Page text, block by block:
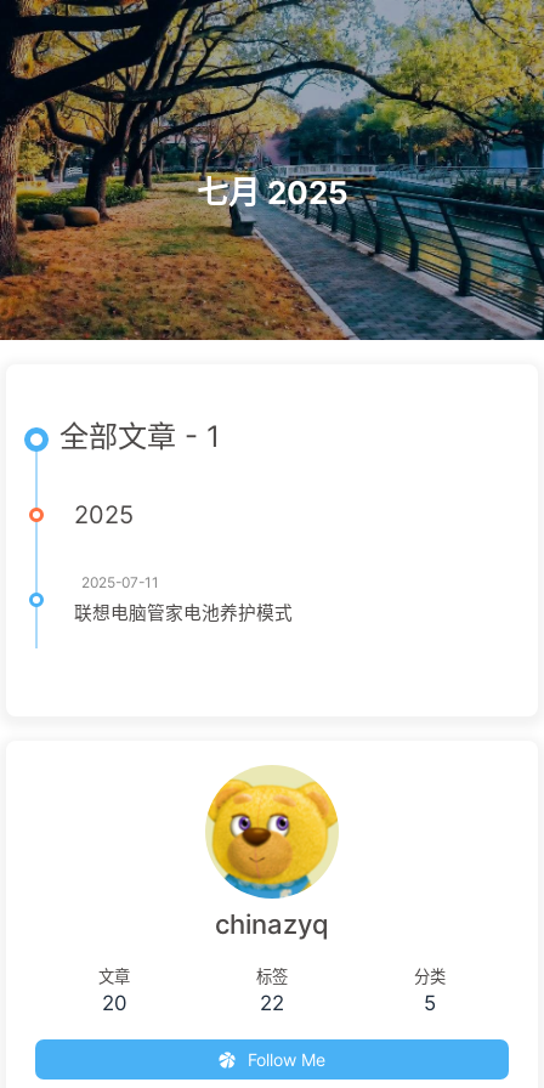
ZDisk 首页 时间轴 标签 分类 清单 链接 关于
七月 2025
全部文章 - 1
2025
2025-07-11
联想电脑管家电池养护模式
chinazyq
文章
20
标签
22
分类
5
Follow Me